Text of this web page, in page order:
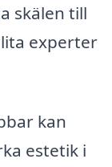
skälen till
experter
kan
estetik i